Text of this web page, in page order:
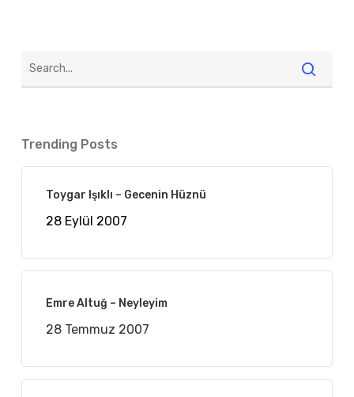
Trending Posts
Toygar Işıklı – Gecenin Hüznü
28 Eylül 2007
Emre Altuğ – Neyleyim
28 Temmuz 2007